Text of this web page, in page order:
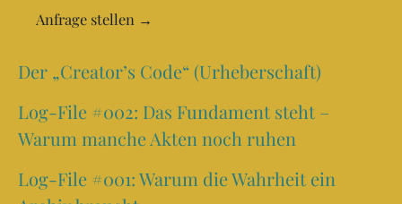
Anfrage stellen →
Der „Creator’s Code“ (Urheberschaft)
Log-File #002: Das Fundament steht –
Warum manche Akten noch ruhen
Log-File #001: Warum die Wahrheit ein